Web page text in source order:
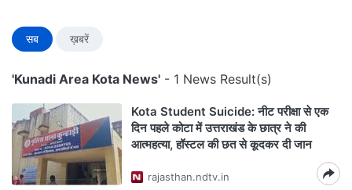
सब ख़बरें
'Kunadi Area Kota News' - 1 News Result(s)
Kota Student Suicide: नीट परीक्षा से एक
दिन पहले कोटा में उत्तराखंड के छात्र ने की
आत्महत्या, हॉस्टल की छत से कूदकर दी जान
rajasthan.ndtv.in